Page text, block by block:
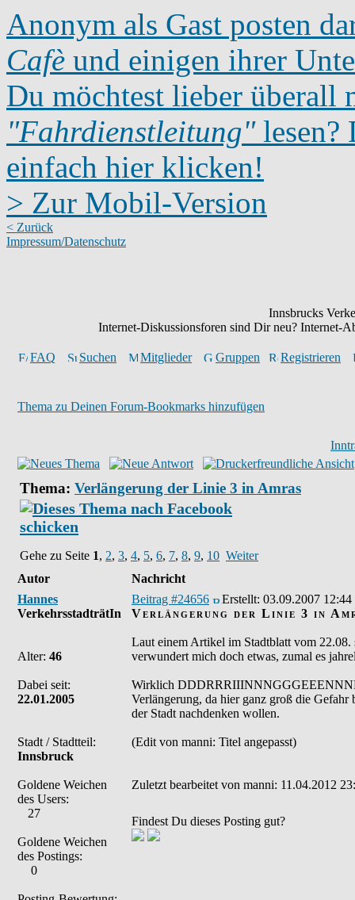
Anonym als Gast posten
Cafè und einigen ihrer
Du möchtest lieber überall
"Fahrdienstleitung"lesen?
einfach hier klicken!
> Zur Mobil-Version
< Zurück
Impressum/Datenschutz
Innsbrucks
Internet-Diskussionsforen sind Dir neu? Internet-
FAQ Suchen Mitglieder Gruppen Registrieren
Thema zu Deinen Forum-Bookmarks hinzufügen
Thema: Verlängerung der Linie 3 in Amras
Gehe zu Seite 1, 2, 3, 4, 5, 6, 7, 8, 9, 10 Weiter
Autor
Nachricht
Hannes
VerkehrsstadträtIn
Alter: 46
Dabei seit:
22.01.2005
Stadt / Stadtteil:
Innsbruck
Goldene Weichen
des Users:
27
Goldene Weichen
des Postings:
0
Beitrag #24656 Erstellt: 03.09.2007 12:44
Verlängerung der Linie 3 in
Laut einem Artikel im Stadtblatt vom
verwundert mich doch etwas, zumal es
Wirklich
Verlängerung, da hier ganz groß die
der Stadt nachdenken wollen.
(Edit von manni: Titel angepasst)
Zuletzt bearbeitet von manni: 11.04.2012
Findest Du dieses Posting gut?